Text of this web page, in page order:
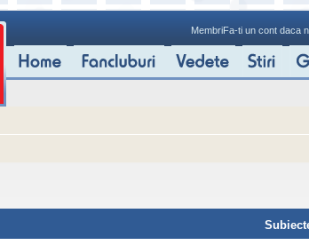
MembriFa-ti un cont daca